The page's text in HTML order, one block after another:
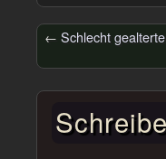
← Schlecht